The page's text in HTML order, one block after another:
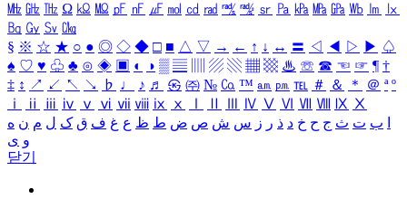
㎒ ㎓ ㎔ Ω ㏀ ㏁ ㎊ ㎋ ㎌ ㏖ ㏅ ㎭ ㎮ ㎯ ㏛ ㎩ ㎪ ㎫ ㎬ ㏝ ㏐
㏓
㏃ ㏉ ㏜ ㏆
§ ※ ☆ ★ ○ ● ◎ ◇ ◆ □ ■ △ ▽ → ← ↑ ↓ ↔ 〓 ◁ ◀ ▷ ▶ ♤
♠ ♡ ♥ ♧ ♣ ⊙ ◈ ▣ ◐ ◑ ▒ ▤ ▨ ▧ ▦ ▩ ♨ ☏ ☎ ☜ ☞ ¶ †
‡ ↕ ↗ ↙ ↖ ↘ ♭ ♩ ♪ ♬ ㉿ ㈜ № ㏇ ™ ㏂ ㏘ ℡ ＃ ＆ ＊ ＠ ª º
ⅰ
ⅱ ⅲ ⅳ ⅴ ⅵ ⅶ ⅷ ⅸ ⅹ Ⅳ Ⅴ Ⅵ Ⅶ Ⅷ Ⅸ Ⅹ
ب ت ث ج ح خ د ذ ر ز س ش ص ض ط ظ ع غ ف ق ک ل م ن ه
و ی
닫기